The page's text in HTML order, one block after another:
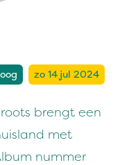
zo 14 jul 2024
brengt een
met
nummer